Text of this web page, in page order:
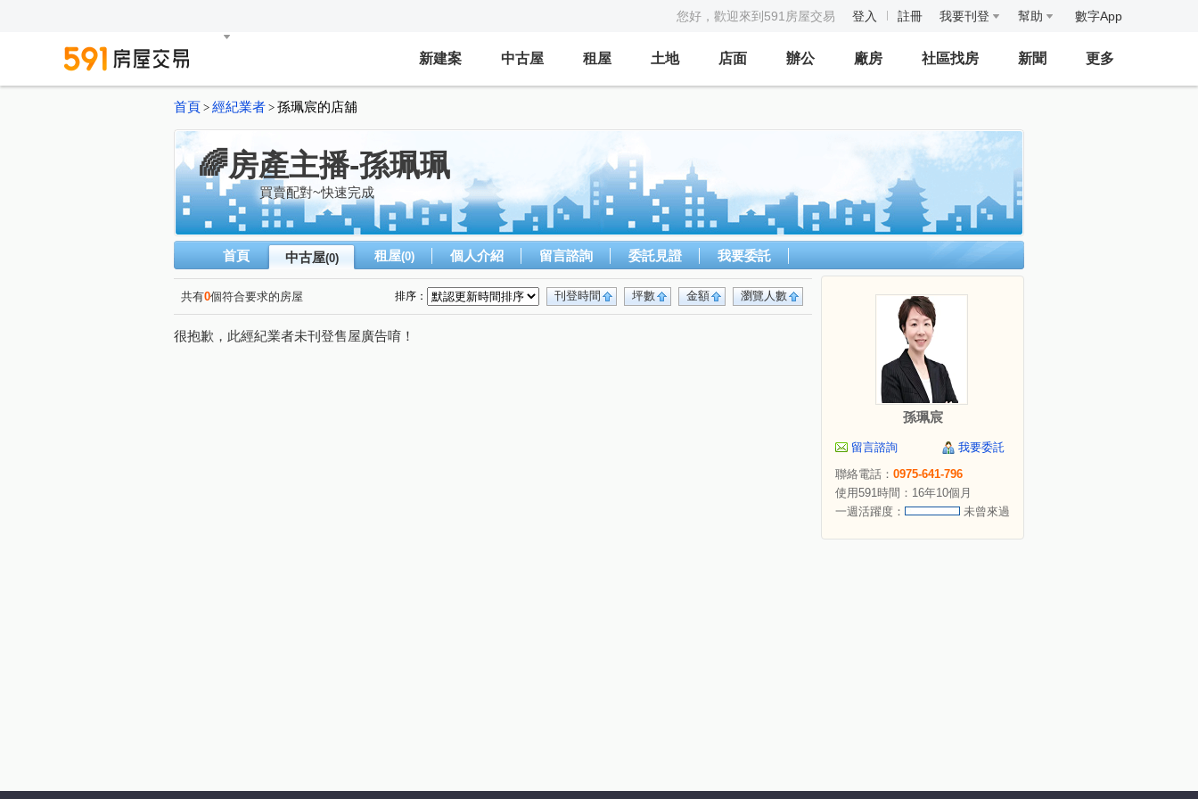
您好，歡迎來到591房屋交易 登入 註冊 我要刊登 幫助 數字App
新建案 中古屋 租屋 土地 店面 辦公 廠房 社區找房 新聞 更多
首頁 > 經紀業者 > 孫珮宸的店舖
🌈房產主播-孫珮珮
買賣配對~快速完成
首頁 中古屋(0) 租屋(0) 個人介紹 留言諮詢 委託見證 我要委託
共有0個符合要求的房屋 瀏覽人數
金額
坪數
刊登時間
排序：
很抱歉，此經紀業者未刊登售屋廣告唷！
孫珮宸
留言諮詢
我要委託
聯絡電話： 0975-641-796
使用591時間：16年10個月
一週活躍度：
未曾來過